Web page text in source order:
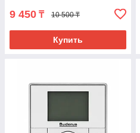
9 450 ₸ 10 500 ₸
Купить